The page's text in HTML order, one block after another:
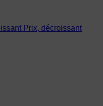
Prix, décroissant